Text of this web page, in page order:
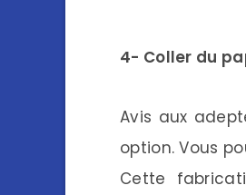
4- Coller du
Avis aux
option. Vous
Cette